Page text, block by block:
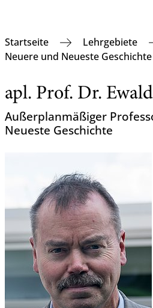
Startseite
Lehrgebiete
Neuere und Neueste Geschichte
apl. Prof. Dr.
Außerplanmäßiger
Neueste Geschichte